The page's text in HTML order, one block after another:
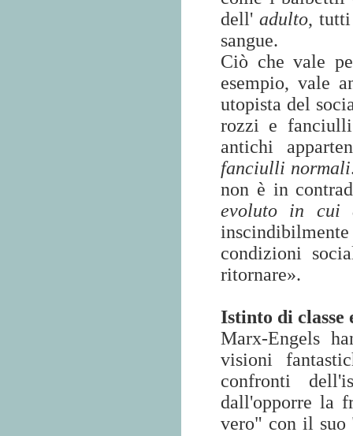
dell' adulto, tutti
sangue.
Ciò che vale
esempio, vale
utopista del
rozzi e
antichi
fanciulli normali
non è in
evoluto in cui
condizioni
ritornare».
Istinto di classe
Marx-Engels
visioni
confronti
dall'opporre la
vero" con il suo